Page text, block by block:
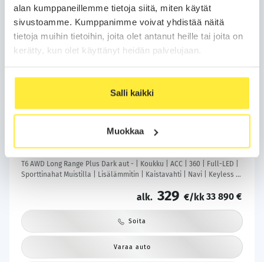
alan kumppaneillemme tietoja siitä, miten käytät
sivustoamme. Kumppanimme voivat yhdistää näitä
tietoja muihin tietoihin, joita olet antanut heille tai joita on
kerätty, kun olet käyttänyt heidän palvelujaan.
Salli kaikki
Muokkaa
T6 AWD Long Range Plus Dark aut - | Koukku | ACC | 360 | Full-LED |
Sporttinahat Muistilla | Lisälämmitin | Kaistavahti | Navi | Keyless |
alk. 329 €/kk33 890 €
Soita
Varaa auto